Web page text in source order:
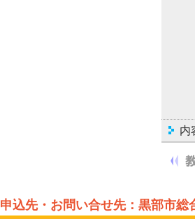
内
申込先・お問い合せ先：黒部市総